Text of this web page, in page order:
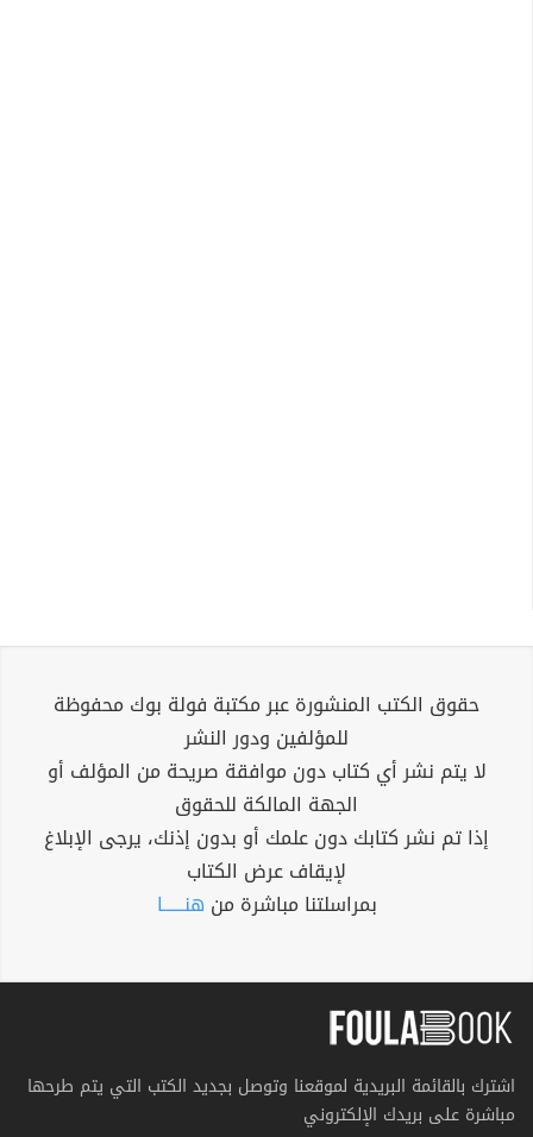
حقوق الكتب المنشورة عبر مكتبة فولة بوك محفوظة
للمؤلفين ودور النشر
لا يتم نشر أي كتاب دون موافقة صريحة من المؤلف أو
الجهة المالكة للحقوق
إذا تم نشر كتابك دون علمك أو بدون إذنك، يرجى الإبلاغ
لإيقاف عرض الكتاب
بمراسلتنا مباشرة من هنــــــا
اشترك بالقائمة البريدية لموقعنا وتوصل بجديد الكتب التي يتم طرحها
مباشرة على بريدك الإلكتروني